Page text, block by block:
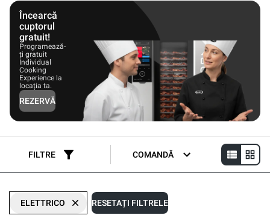
pot economisi între 28% și peste 50% din consumul de energie.
Încearcă
cuptorul
gratuit!
Programează-
ți gratuit
Individual
Cooking
Experience la
locația ta.
REZERVĂ
FILTRE COMANDĂ
ELETTRICO RESETAȚI FILTRELE